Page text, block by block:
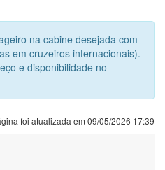
na cabine desejada com
em cruzeiros internacionais).
e disponibilidade no
foi atualizada em 09/05/2026 17:39